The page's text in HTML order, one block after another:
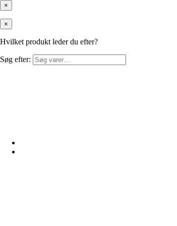
×
×
Hvilket produkt leder du efter?
Søg efter: